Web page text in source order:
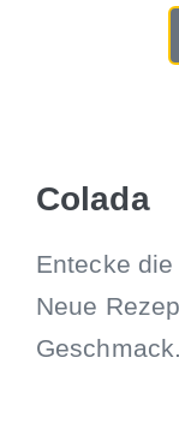
Colada
Entecke
Neue
Geschmack.